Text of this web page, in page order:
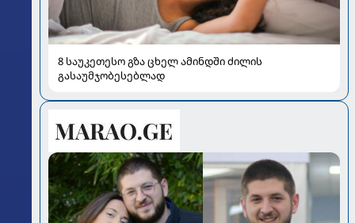
8 საუკეთესო გზა ცხელ ამინდში ძილის
გასაუმჯობესებლად